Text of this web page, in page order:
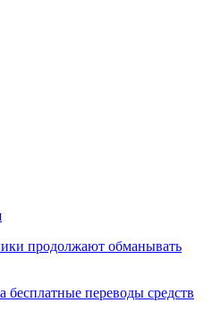
продолжают обманывать
бесплатные переводы средств